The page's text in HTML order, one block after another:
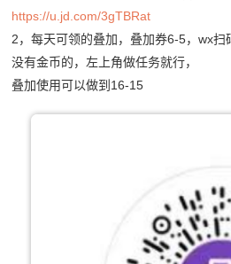
https://u.jd.com/3gTBRat
2，每天可领的叠加，叠加券6-5，wx扫
没有金币的，左上角做任务就行，
叠加使用可以做到16-15